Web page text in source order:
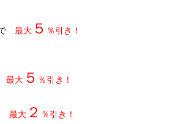
最大 ５ ％引き！
最大 ５ ％引き！
最大 ２ ％引き！